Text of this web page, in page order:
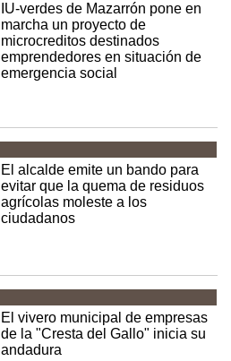
IU-verdes de Mazarrón pone en
marcha un proyecto de
microcreditos destinados
emprendedores en situación de
emergencia social
El alcalde emite un bando para
evitar que la quema de residuos
agrícolas moleste a los
ciudadanos
El vivero municipal de empresas
de la "Cresta del Gallo" inicia su
andadura